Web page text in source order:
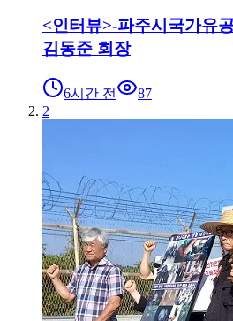
<인터뷰>-파주시국가유
김동준 회장
6시간 전
87
2